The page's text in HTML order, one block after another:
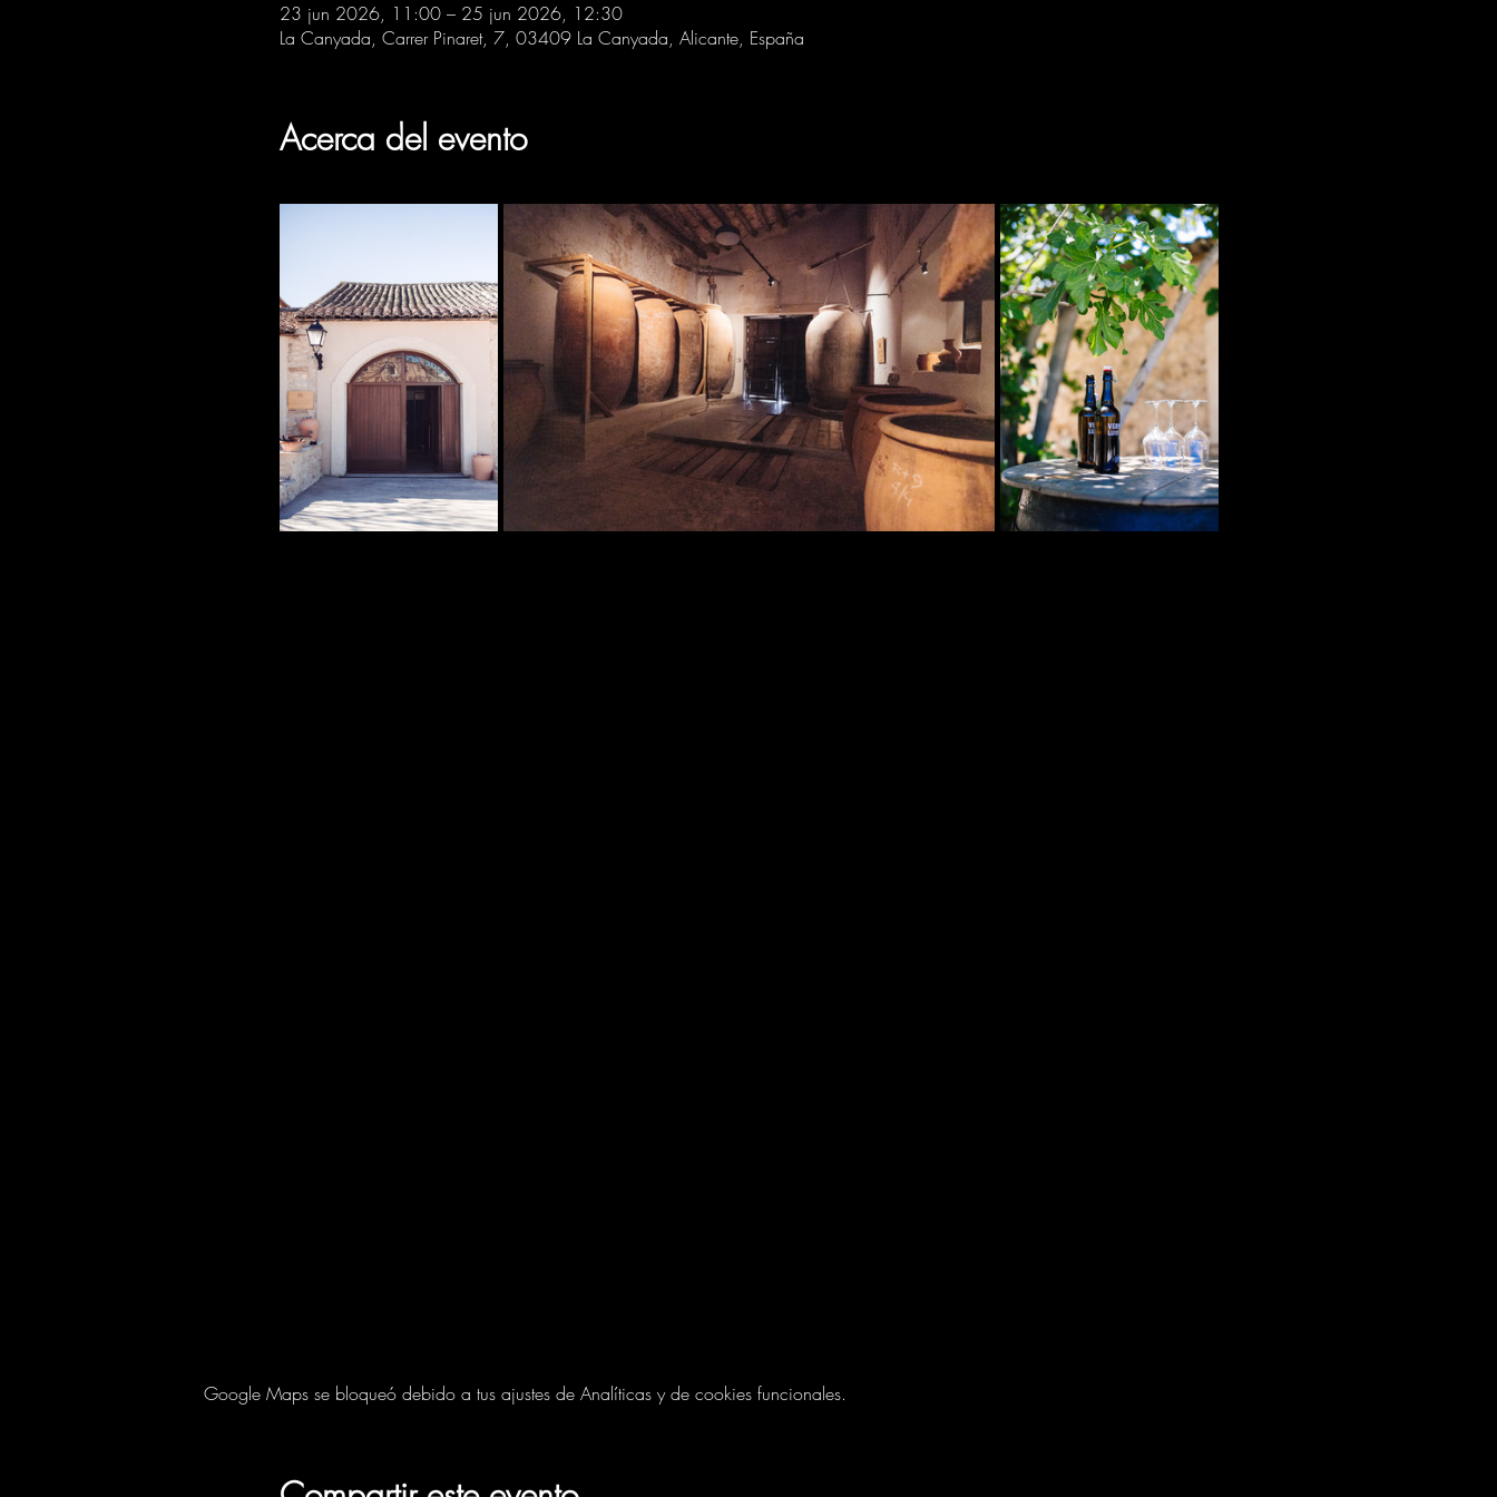
23 jun 2026, 11:00 – 25 jun 2026, 12:30
La Canyada, Carrer Pinaret, 7, 03409 La Canyada, Alicante, España
Acerca del evento
Google Maps se bloqueó debido a tus ajustes de Analíticas y de cookies funcionales.